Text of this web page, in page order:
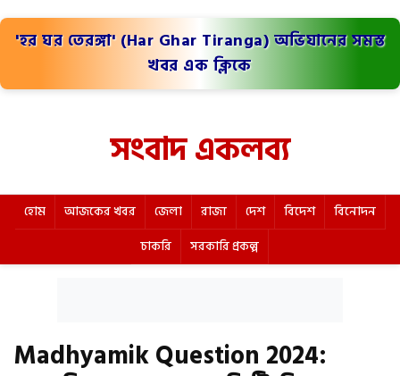
'হর ঘর তেরঙ্গা' (Har Ghar Tiranga) অভিযানের সমস্ত
খবর এক ক্লিকে
সংবাদ একলব্য
হোম আজকের খবর জেলা রাজ্য দেশ বিদেশ
বিনোদন
চাকরি
সরকারি প্রকল্প
Madhyamik Question 2024: